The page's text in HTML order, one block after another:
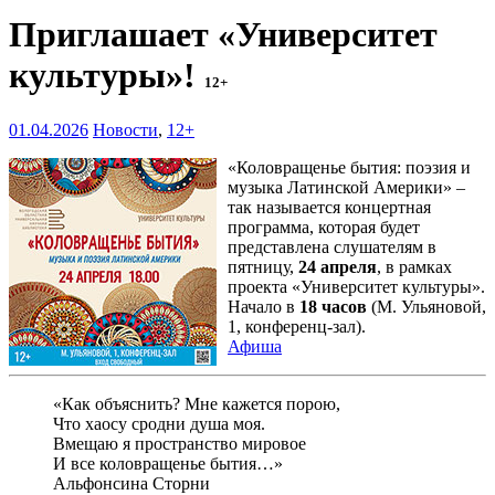
Приглашает «Университет
культуры»!
12+
01.04.2026 Новости, 12+
«Коловращенье бытия: поэзия и
музыка Латинской Америки» –
так называется концертная
программа, которая будет
представлена слушателям в
пятницу, 24 апреля, в рамках
проекта «Университет культуры».
Начало в 18 часов (М. Ульяновой,
1, конференц-зал).
Афиша
«Как объяснить? Мне кажется порою,
Что хаосу сродни душа моя.
Вмещаю я пространство мировое
И все коловращенье бытия…»
Альфонсина Сторни